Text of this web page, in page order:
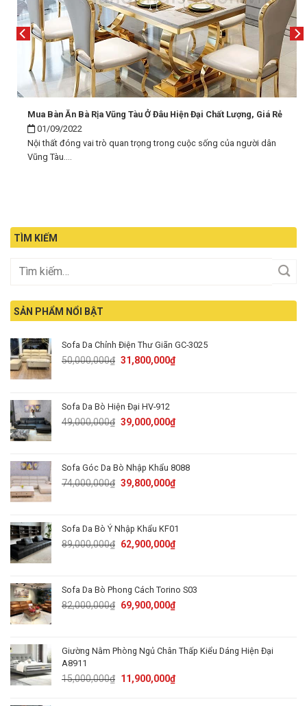
Mua Bàn Ăn Bà Rịa Vũng Tàu Ở Đâu Hiện Đại Chất Lượng, Giá Rẻ
01/09/2022
Nội thất đóng vai trò quan trọng trong cuộc sống của người dân
Vũng Tàu....
TÌM KIẾM
SẢN PHẨM NỔI BẬT
Sofa Da Chỉnh Điện Thư Giãn GC-3025
50,000,000₫ Original
31,800,000₫Current
Sofa Da Bò Hiện Đại HV-912
49,000,000₫ Original
49,000,000₫.
39,000,000₫Current
Sofa Góc Da Bò Nhập Khẩu 8088
74,000,000₫ Original
74,000,000₫.
39,800,000₫Current
Sofa Da Bò Ý Nhập Khẩu KF01
89,000,000₫ Original
62,900,000₫Current
Sofa Da Bò Phong Cách Torino S03
82,000,000₫ Original
82,000,000₫.
69,900,000₫Current
69,900,000₫.
Giường Nằm Phòng Ngủ Chân Thấp Kiểu Dáng Hiện Đại
A8911
15,000,000₫ Original
11,900,000₫Current